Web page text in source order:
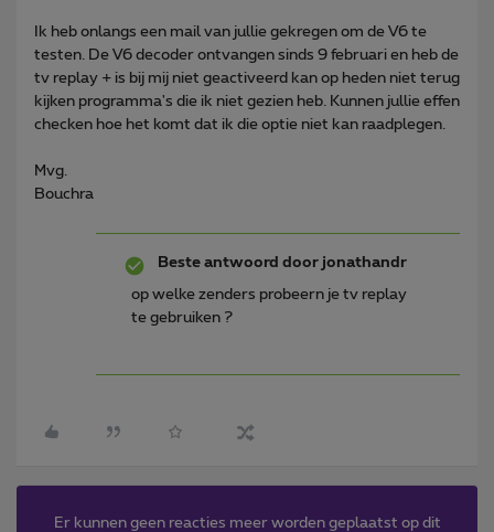
Ik heb onlangs een mail van jullie gekregen om de V6 te
testen. De V6 decoder ontvangen sinds 9 februari en heb de
tv replay + is bij mij niet geactiveerd kan op heden niet terug
kijken programma's die ik niet gezien heb. Kunnen jullie effen
checken hoe het komt dat ik die optie niet kan raadplegen.
Mvg.
Bouchra
Beste antwoord door jonathandr
op welke zenders probeern je tv replay
te gebruiken ?
Er kunnen geen reacties meer worden geplaatst op dit